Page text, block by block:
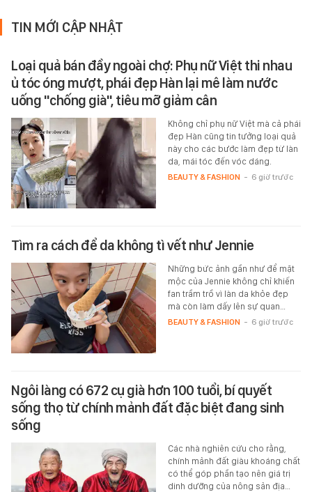
TIN MỚI CẬP NHẬT
Loại quả bán đầy ngoài chợ: Phụ nữ Việt thi nhau
ủ tóc óng mượt, phái đẹp Hàn lại mê làm nước
uống "chống già", tiêu mỡ giảm cân
Không chỉ phụ nữ Việt mà cả phái
đẹp Hàn cũng tin tưởng loại quả
này cho các bước làm đẹp từ làn
da, mái tóc đến vóc dáng.
BEAUTY & FASHION - 6 giờ trước
Tìm ra cách để da không tì vết như Jennie
Những bức ảnh gần như để mặt
mộc của Jennie không chỉ khiến
fan trầm trồ vì làn da khỏe đẹp
mà còn làm dấy lên sự quan…
BEAUTY & FASHION - 6 giờ trước
Ngôi làng có 672 cụ già hơn 100 tuổi, bí quyết
sống thọ từ chính mảnh đất đặc biệt đang sinh
sống
Các nhà nghiên cứu cho rằng,
chính mảnh đất giàu khoáng chất
có thể góp phần tạo nên giá trị
dinh dưỡng của nông sản địa…